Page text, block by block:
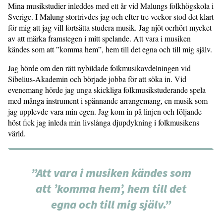
Mina musikstudier inleddes med ett år vid Malungs folkhögskola i
Sverige. I Malung stortrivdes jag och efter tre veckor stod det klart
för mig att jag vill fortsätta studera musik. Jag njöt oerhört mycket
av att märka framstegen i mitt spelande. Att vara i musiken
kändes som att ”komma hem”, hem till det egna och till mig själv.
Jag hörde om den rätt nybildade folkmusikavdelningen vid
Sibelius-Akademin och började jobba för att söka in. Vid
evenemang hörde jag unga skickliga folkmusikstuderande spela
med många instrument i spännande arrangemang, en musik som
jag upplevde vara min egen. Jag kom in på linjen och följande
höst fick jag inleda min livslånga djupdykning i folkmusikens
värld.
”Att vara i musiken kändes som
att ’komma hem’, hem till det
egna och till mig själv.”